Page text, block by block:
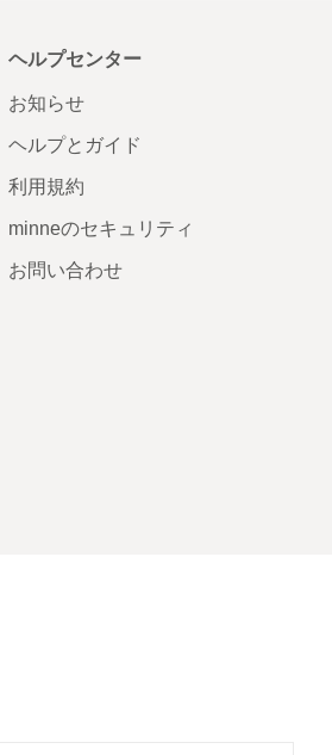
ヘルプセンター
お知らせ
ヘルプとガイド
利用規約
minneのセキュリティ
お問い合わせ